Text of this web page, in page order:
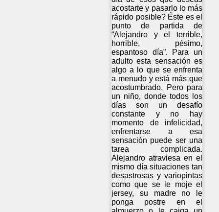
acostarte y pasarlo lo más
rápido posible? Éste es el
punto de partida de
“Alejandro y el terrible,
horrible, pésimo,
espantoso día”. Para un
adulto esta sensación es
algo a lo que se enfrenta
a menudo y está más que
acostumbrado. Pero para
un niño, donde todos los
días son un desafío
constante y no hay
momento de infelicidad,
enfrentarse a esa
sensación puede ser una
tarea complicada.
Alejandro atraviesa en el
mismo día situaciones tan
desastrosas y variopintas
como que se le moje el
jersey, su madre no le
ponga postre en el